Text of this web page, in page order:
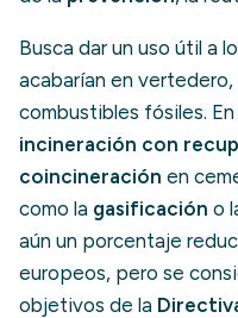
Busca dar un uso útil a
acabarían en
combustibles fósiles.
incineración con
coincineración en
como la gasificación o
aún un porcentaje
europeos, pero se
objetivos de la